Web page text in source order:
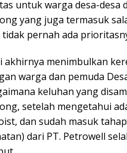
untuk warga desa-desa
yang juga termasuk
tidak pernah ada
akhirnya menimbulkan
warga dan pemuda
keluhan yang
setelah mengetahui
dan sudah masuk
dari PT. Petrowell